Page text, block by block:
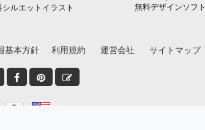
シルエットイラスト 無料デザインソフト
基本方針 利用規約 運営会社 サイトマップ